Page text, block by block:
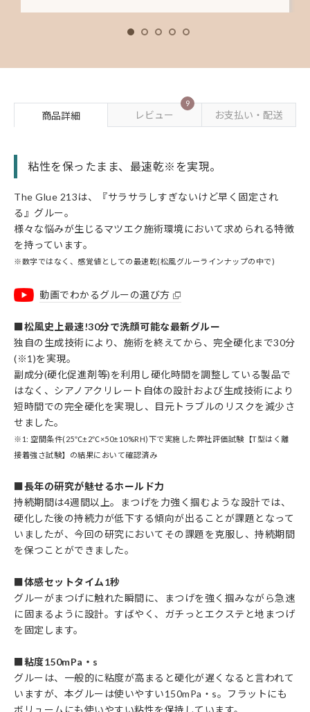
商品詳細 レビュー
9
お支払い・配送
粘性を保ったまま、最速乾※を実現。
The Glue 213は、『サラサラしすぎないけど早く固定され
る』グルー。
様々な悩みが生じるマツエク施術環境において求められる特徴
を持っています。
※数字ではなく、感覚値としての最速乾(松風グルーラインナップの中で)
動画でわかるグルーの選び方
■松風史上最速!30分で洗顔可能な最新グルー
独自の生成技術により、施術を終えてから、完全硬化まで30分
(※1)を実現。
副成分(硬化促進剤等)を利用し硬化時間を調整している製品で
はなく、シアノアクリレート自体の設計および生成技術により
短時間での完全硬化を実現し、目元トラブルのリスクを減少さ
せました。
※1: 空間条件(25℃±2℃×50±10%RH)下で実施した弊社評価試験【T型はく離
接着強さ試験】の結果において確認済み
■長年の研究が魅せるホールド力
持続期間は4週間以上。まつげを力強く掴むような設計では、
硬化した後の持続力が低下する傾向が出ることが課題となって
いましたが、今回の研究においてその課題を克服し、持続期間
を保つことができました。
■体感セットタイム1秒
グルーがまつげに触れた瞬間に、まつげを強く掴みながら急速
に固まるように設計。すばやく、ガチっとエクステと地まつげ
を固定します。
■粘度150mPa・s
グルーは、一般的に粘度が高まると硬化が遅くなると言われて
いますが、本グルーは使いやすい150mPa・s。フラットにも
ボリュームにも使いやすい粘性を保持しています。